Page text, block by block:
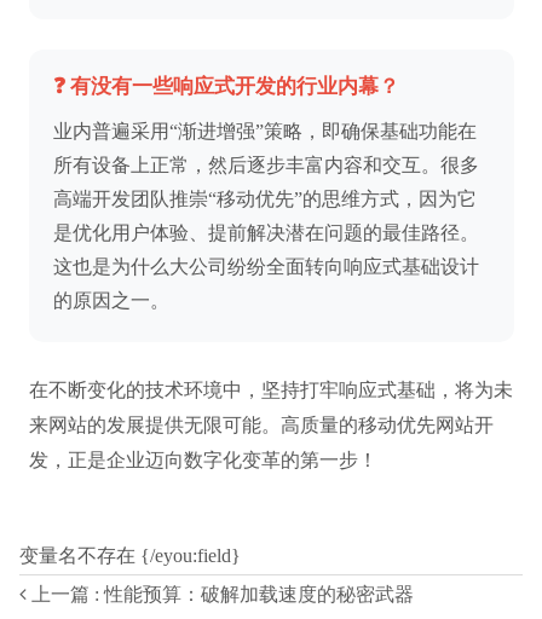
❓ 有没有一些响应式开发的行业内幕？
业内普遍采用“渐进增强”策略，即确保基础功能在
所有设备上正常，然后逐步丰富内容和交互。很多
高端开发团队推崇“移动优先”的思维方式，因为它
是优化用户体验、提前解决潜在问题的最佳路径。
这也是为什么大公司纷纷全面转向响应式基础设计
的原因之一。
在不断变化的技术环境中，坚持打牢响应式基础，将为未
来网站的发展提供无限可能。高质量的移动优先网站开
发，正是企业迈向数字化变革的第一步！
变量名不存在 {/eyou:field}
上一篇 : 性能预算：破解加载速度的秘密武器